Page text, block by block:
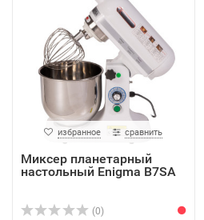
избранное сравнить
Миксер планетарный
настольный Enigma B7SA
(0)